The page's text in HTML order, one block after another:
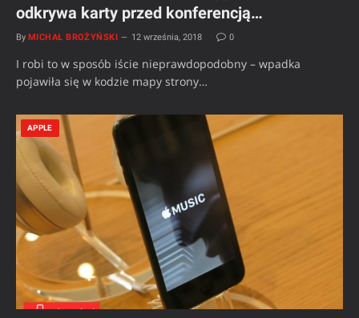
odkrywa karty przed konferencją…
By MICHAŁ BROŻYŃSKI 12 września, 2018 0
I robi to w sposób iście nieprawdopodobny – wpadka
pojawiła się w kodzie mapy strony…
APPLE